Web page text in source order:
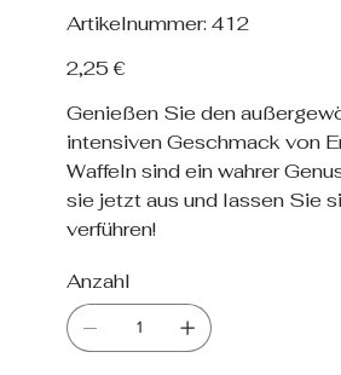
Artikelnummer:
Artikelnummer:
412
412
Preis
2,25 €
Genießen Sie den
intensiven Geschmack von
Waffeln sind ein wahrer
sie jetzt aus und lassen Sie
verführen!
Anzahl